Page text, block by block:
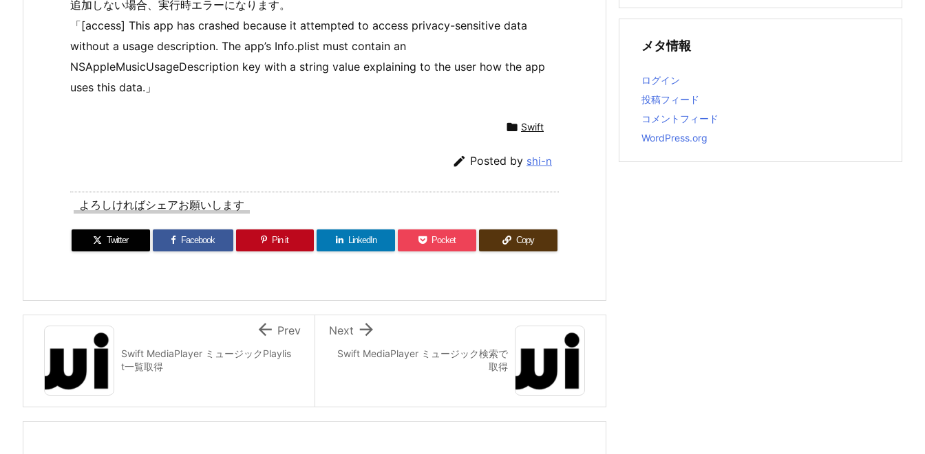
追加しない場合、実行時エラーになります。
「[access] This app has crashed because it attempted to access privacy-sensitive data
without a usage description. The app’s Info.plist must contain an
NSAppleMusicUsageDescription key with a string value explaining to the user how the app
uses this data.」
 Swift
 Posted by shi-n
よろしければシェアお願いします
Twitter Facebook Pin it LinkedIn Pocket Copy
Swift MediaPlayer ミュージック検索で
取得

Next
Swift MediaPlayer ミュージックPlaylis
t一覧取得
 Prev
メタ情報
ログイン
投稿フィード
コメントフィード
WordPress.org